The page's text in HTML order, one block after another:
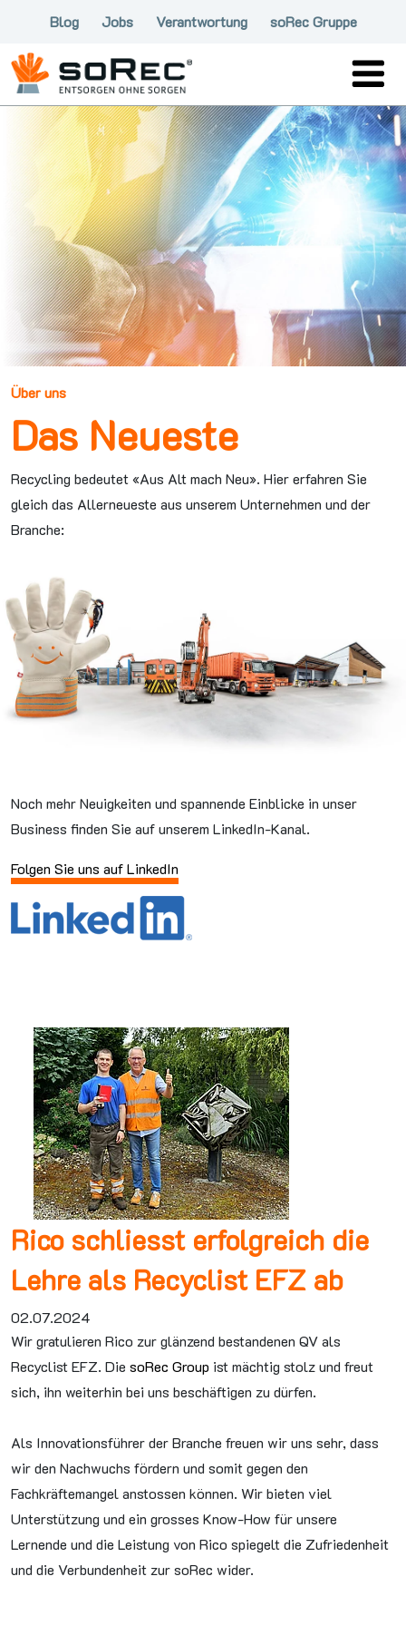
Blog Jobs Verantwortung soRec Gruppe
Über uns
Das Neueste
Recycling bedeutet «Aus Alt mach Neu». Hier erfahren Sie
gleich das Allerneueste aus unserem Unternehmen und der
Branche:
Noch mehr Neuigkeiten und spannende Einblicke in unser
Business finden Sie auf unserem LinkedIn-Kanal.
Folgen Sie uns auf LinkedIn
Rico schliesst erfolgreich die
Lehre als Recyclist EFZ ab
02.07.2024
Wir gratulieren Rico zur glänzend bestandenen QV als
Recyclist EFZ. Die soRec Group ist mächtig stolz und freut
sich, ihn weiterhin bei uns beschäftigen zu dürfen.
Als Innovationsführer der Branche freuen wir uns sehr, dass
wir den Nachwuchs fördern und somit gegen den
Fachkräftemangel anstossen können. Wir bieten viel
Unterstützung und ein grosses Know-How für unsere
Lernende und die Leistung von Rico spiegelt die Zufriedenheit
und die Verbundenheit zur soRec wider.